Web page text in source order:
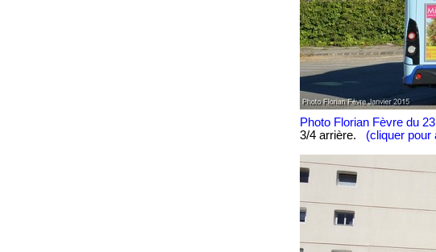
Photo Florian Fèvre du
3/4 arrière. (cliquer pour